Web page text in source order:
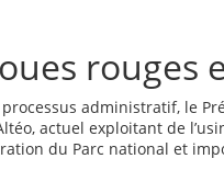
rouges
administratif, le
actuel exploitant de
du Parc national et